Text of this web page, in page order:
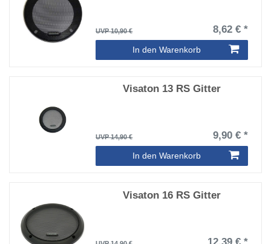
UVP 10,90 € 8,62 € *
In den Warenkorb
Visaton 13 RS Gitter
UVP 14,90 € 9,90 € *
In den Warenkorb
Visaton 16 RS Gitter
12,39 € *